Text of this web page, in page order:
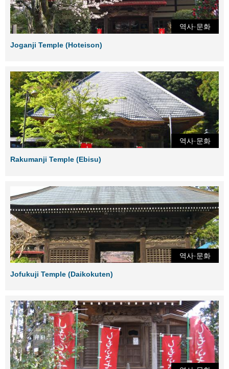
역사·문화
Joganji Temple (Hoteison)
역사·문화
Rakumanji Temple (Ebisu)
역사·문화
Jofukuji Temple (Daikokuten)